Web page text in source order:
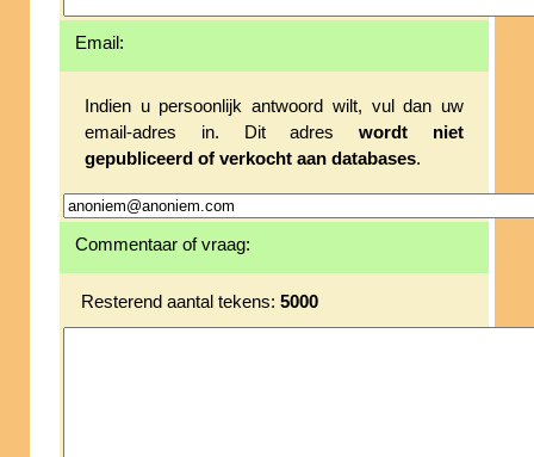
Email:
Indien u persoonlijk antwoord wilt, vul dan uw
email-adres in. Dit adreswordt niet
gepubliceerd of verkocht aan databases.
Commentaar of vraag:
Resterend aantal tekens: 5000